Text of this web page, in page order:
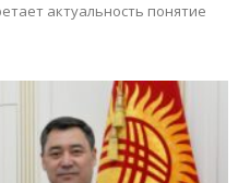
актуальность понятие